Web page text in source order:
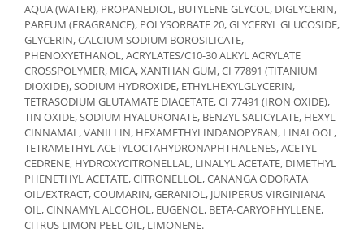
AQUA (WATER), PROPANEDIOL, BUTYLENE GLYCOL, DIGLYCERIN,
PARFUM (FRAGRANCE), POLYSORBATE 20, GLYCERYL GLUCOSIDE,
GLYCERIN, CALCIUM SODIUM BOROSILICATE,
PHENOXYETHANOL, ACRYLATES/C10-30 ALKYL ACRYLATE
CROSSPOLYMER, MICA, XANTHAN GUM, CI 77891 (TITANIUM
DIOXIDE), SODIUM HYDROXIDE, ETHYLHEXYLGLYCERIN,
TETRASODIUM GLUTAMATE DIACETATE, CI 77491 (IRON OXIDE),
TIN OXIDE, SODIUM HYALURONATE, BENZYL SALICYLATE, HEXYL
CINNAMAL, VANILLIN, HEXAMETHYLINDANOPYRAN, LINALOOL,
TETRAMETHYL ACETYLOCTAHYDRONAPHTHALENES, ACETYL
CEDRENE, HYDROXYCITRONELLAL, LINALYL ACETATE, DIMETHYL
PHENETHYL ACETATE, CITRONELLOL, CANANGA ODORATA
OIL/EXTRACT, COUMARIN, GERANIOL, JUNIPERUS VIRGINIANA
OIL, CINNAMYL ALCOHOL, EUGENOL, BETA-CARYOPHYLLENE,
CITRUS LIMON PEEL OIL, LIMONENE.